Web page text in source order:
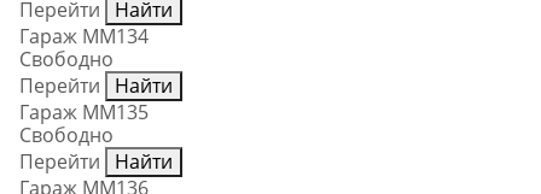
Перейти
Найти
Гараж ММ134
Свободно
Перейти
Найти
Гараж ММ135
Свободно
Перейти
Найти
Гараж ММ136